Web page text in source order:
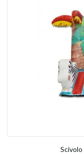
Scivolo